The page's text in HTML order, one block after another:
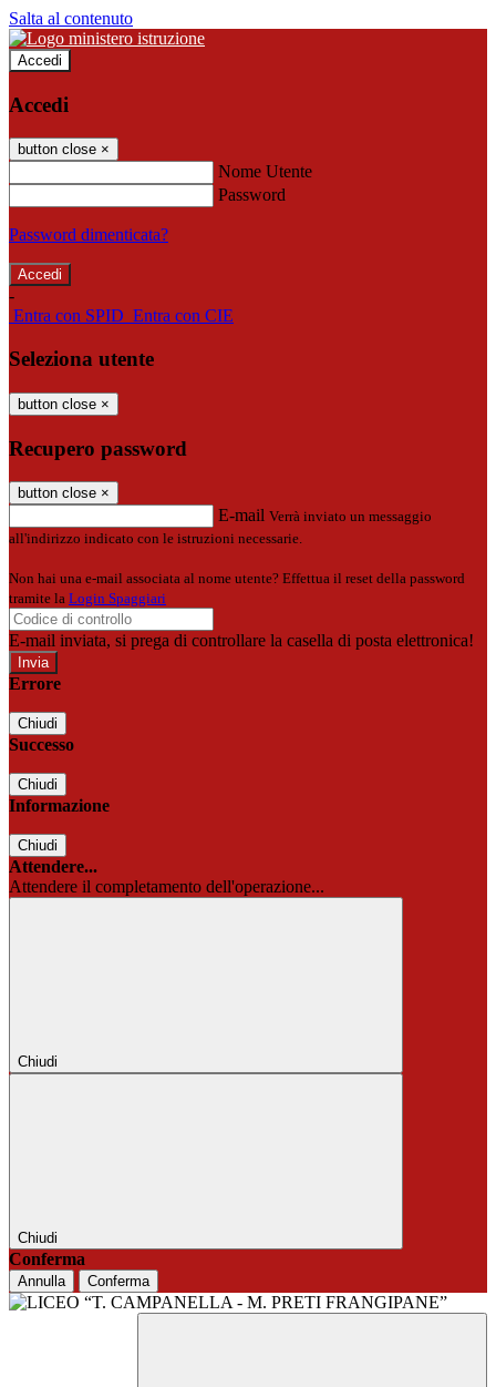
Salta al contenuto
Accedi
Accedi
button close ×
Nome Utente
Password
Password dimenticata?
-
Entra con SPID Entra con CIE
Seleziona utente
button close ×
Recupero password
button close ×
E-mail Verrà inviato un messaggio
all'indirizzo indicato con le istruzioni necessarie.
Non hai una e-mail associata al nome utente? Effettua il reset della password
tramite la Login Spaggiari
E-mail inviata, si prega di controllare la casella di posta elettronica!
Errore
Chiudi
Successo
Chiudi
Informazione
Chiudi
Attendere...
Attendere il completamento dell'operazione...
Chiudi
Chiudi
Conferma
Annulla Conferma